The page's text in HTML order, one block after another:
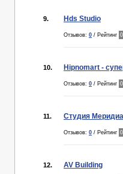
9. Hds Studio
Отзывов: 0 / Рейтинг
10. Hipnomart -
Отзывов: 0 / Рейтинг
11. Студия
Отзывов: 0 / Рейтинг
12. AV Building